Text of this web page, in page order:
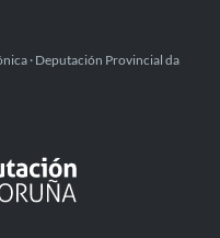
· Deputación Provincial da